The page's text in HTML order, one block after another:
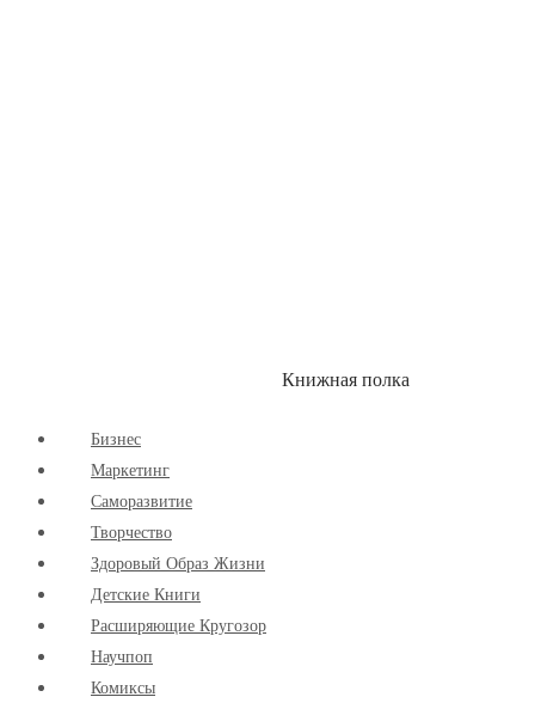
Книжная полка
Бизнес
Маркетинг
Cаморазвитие
Творчество
Здоровый Образ Жизни
Детские Книги
Расширяющие Кругозор
Научпоп
Комиксы